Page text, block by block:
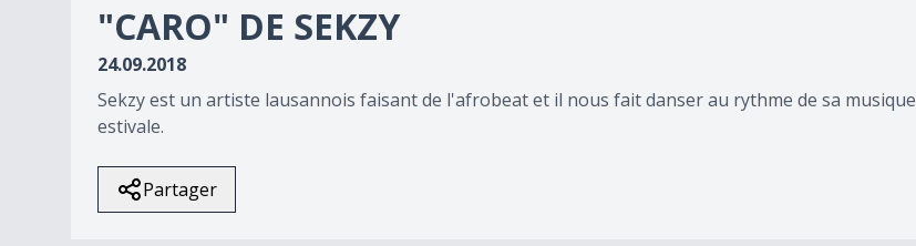
"CARO" DE SEKZY
24.09.2018
Sekzy est un artiste lausannois faisant de l'afrobeat et il nous fait danser au rythme de sa musique
estivale.
Partager